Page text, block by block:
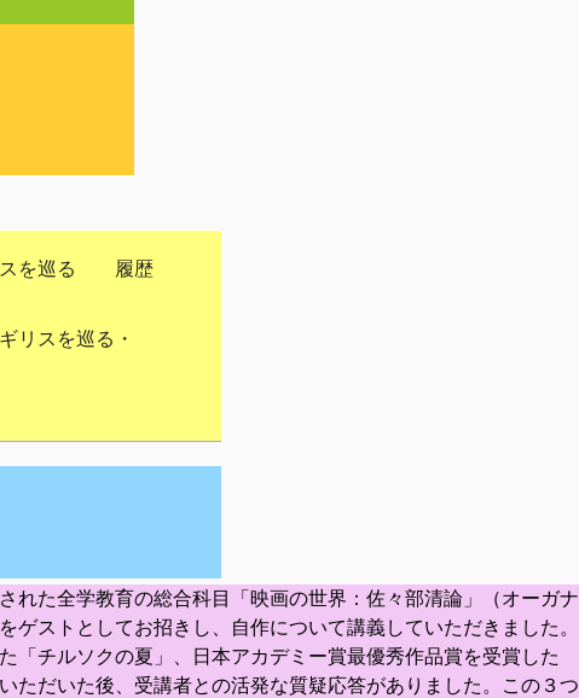
を巡る 履歴
リスを巡る・
た全学教育の総合科目「映画の世界：佐々部清論」（オーガナ
ストとしてお招きし、自作について講義していただきました。
「チルソクの夏」、日本アカデミー賞最優秀作品賞を受賞した
ただいた後、受講者との活発な質疑応答がありました。この３つ